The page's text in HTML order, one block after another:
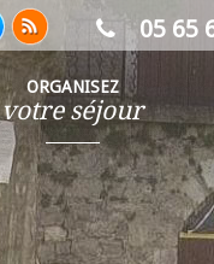
ORGANISEZ
votre séjour
05 65